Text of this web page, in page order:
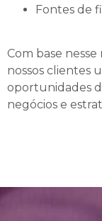
Fontes de
Com base
nossos clientes
oportunidades
negócios e